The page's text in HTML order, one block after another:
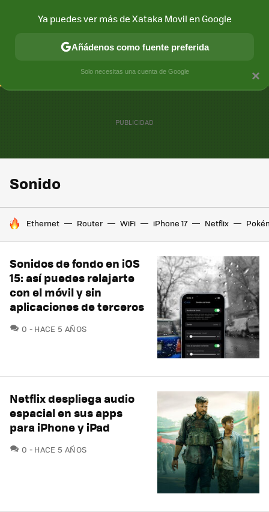
CONECTIVIDAD MÓVIL Y SOCIEDAD APLICACIONES
Sonido
HOY SE HABLA DE
Ethernet Router WiFi iPhone 17 Netflix
Sonidos de fondo en iOS
15: así puedes relajarte
con el móvil y sin
aplicaciones de terceros
0 COMENTARIOS
HACE 5 AÑOS
Netflix despliega audio
espacial en sus apps
para iPhone y iPad
0 COMENTARIOS
HACE 5 AÑOS
×
Ya puedes ver más de Xataka Movil en Google
Añádenos como fuente preferida
Solo necesitas una cuenta de Google